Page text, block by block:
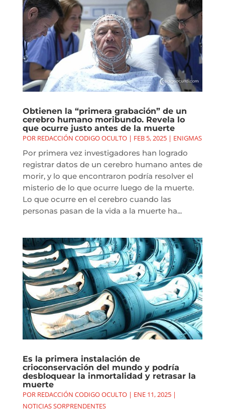
Obtienen la “primera grabación” de un
cerebro humano moribundo. Revela lo
que ocurre justo antes de la muerte
POR REDACCIÓN CODIGO OCULTO| FEB 5, 2025| ENIGMAS
Por primera vez investigadores han logrado
registrar datos de un cerebro humano antes de
morir, y lo que encontraron podría resolver el
misterio de lo que ocurre luego de la muerte.
Lo que ocurre en el cerebro cuando las
personas pasan de la vida a la muerte ha...
Es la primera instalación de
crioconservación del mundo y podría
desbloquear la inmortalidad y retrasar la
muerte
POR REDACCIÓN CODIGO OCULTO| ENE 11, 2025|
NOTICIAS SORPRENDENTES